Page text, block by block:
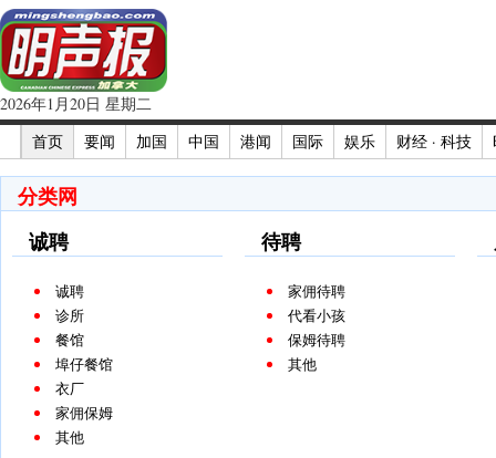
2026年1月20日 星期二
首页
要闻 加国 中国 港闻 国际 娱乐 财经 · 科技
分类网
诚聘
诚聘
诊所
餐馆
埠仔餐馆
衣厂
家佣保姆
其他
待聘
家佣待聘
代看小孩
保姆待聘
其他